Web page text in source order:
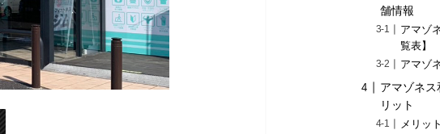
舗情報
アマゾ
覧表】
アマゾ
アマゾネ
リット
メリッ